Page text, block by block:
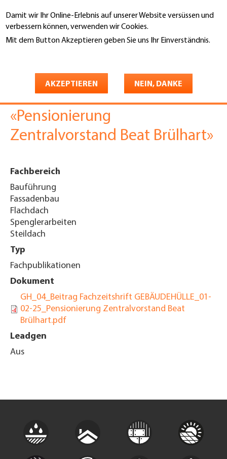
Damit wir Ihr Online-Erlebnis auf unserer Website versüssen und
verbessern können, verwenden wir Cookies.
Mit dem Button Akzeptieren geben Sie uns Ihr Einverständnis.
AKZEPTIEREN NEIN, DANKE
zum
Inhalt
Beitrag Fachzeitschrift
GEBÄUDEHÜLLE 01-02-25
«Pensionierung
Zentralvorstand Beat Brülhart»
Fachbereich
Bauführung
Fassadenbau
Flachdach
Spenglerarbeiten
Steildach
Typ
Fachpublikationen
Dokument
GH_04_Beitrag Fachzeitshrift GEBÄUDEHÜLLE_01-
02-25_Pensionierung Zentralvorstand Beat
Brülhart.pdf
Leadgen
Aus